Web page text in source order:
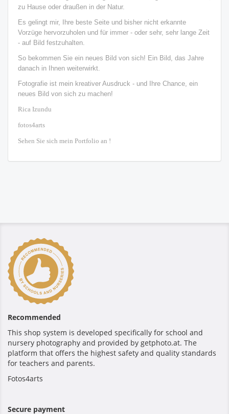
zu Hause oder draußen in der Natur.
Es gelingt mir, Ihre beste Seite und bisher nicht erkannte
Vorzüge hervorzuholen und für immer - oder sehr, sehr lange Zeit
- auf Bild festzuhalten.
So bekommen Sie ein neues Bild von sich! Ein Bild, das Jahre
danach in Ihnen weiterwirkt.
Fotografie ist mein kreativer Ausdruck - und Ihre Chance, ein
neues Bild von sich zu machen!
Rica Izundu
fotos4arts
Sehen Sie sich mein Portfolio an !
Recommended
This shop system is developed specifically for school and
nursery photography and provided by getphoto.at. The
platform that offers the highest safety and quality standards
for teachers and parents.
Fotos4arts
Secure payment